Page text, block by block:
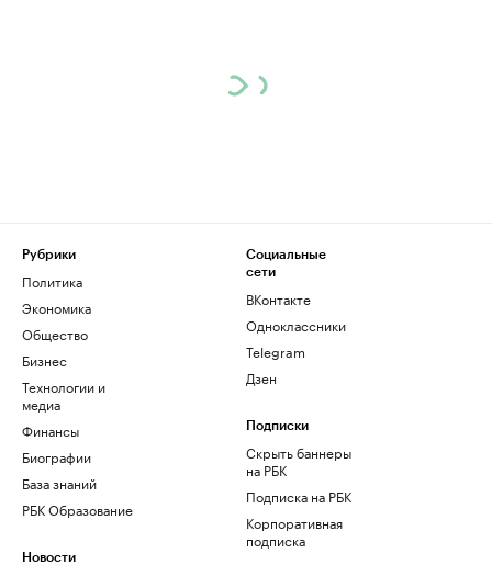
Рубрики
Политика
Экономика
Общество
Бизнес
Технологии и
медиа
Финансы
Биографии
База знаний
РБК Образование
Новости
Социальные
сети
ВКонтакте
Одноклассники
Telegram
Дзен
Подписки
Скрыть баннеры
на РБК
Подписка на РБК
Корпоративная
подписка